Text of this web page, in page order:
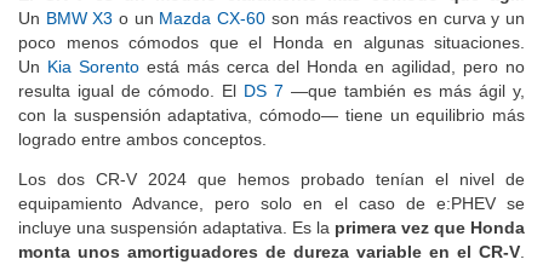
Un BMW X3 o un Mazda CX-60 son más reactivos en curva y un
poco menos cómodos que el Honda en algunas situaciones.
Un Kia Sorento está más cerca del Honda en agilidad, pero no
resulta igual de cómodo. El DS 7 —que también es más ágil y,
con la suspensión adaptativa, cómodo— tiene un equilibrio más
logrado entre ambos conceptos.
Los dos CR-V 2024 que hemos probado tenían el nivel de
equipamiento Advance, pero solo en el caso de e:PHEV se
incluye una suspensión adaptativa. Es la primera vez que Honda
monta unos amortiguadores de dureza variable en el CR-V.